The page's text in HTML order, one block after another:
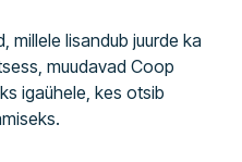
millele lisandub juurde ka
muudavad Coop
igaühele, kes otsib